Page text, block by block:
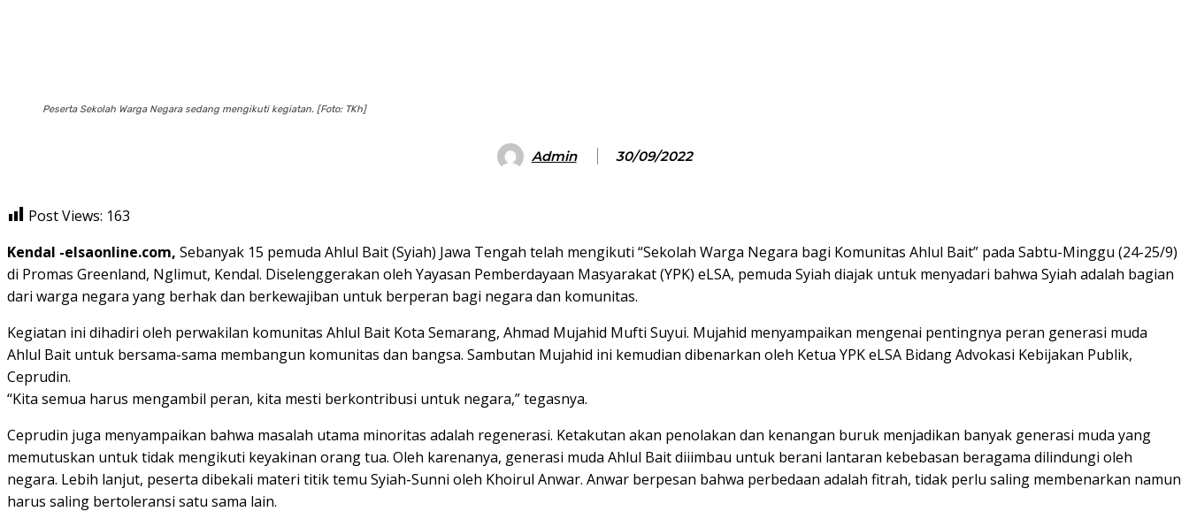
Peserta Sekolah Warga Negara sedang mengikuti kegiatan. [Foto: TKh]
Admin 30/09/2022
Post Views: 163
Kendal -elsaonline.com, Sebanyak 15 pemuda Ahlul Bait (Syiah) Jawa Tengah telah mengikuti “Sekolah Warga Negara bagi Komunitas Ahlul Bait” pada Sabtu-Minggu (24-25/9)
di Promas Greenland, Nglimut, Kendal. Diselenggerakan oleh Yayasan Pemberdayaan Masyarakat (YPK) eLSA, pemuda Syiah diajak untuk menyadari bahwa Syiah adalah bagian
dari warga negara yang berhak dan berkewajiban untuk berperan bagi negara dan komunitas.
Kegiatan ini dihadiri oleh perwakilan komunitas Ahlul Bait Kota Semarang, Ahmad Mujahid Mufti Suyui. Mujahid menyampaikan mengenai pentingnya peran generasi muda
Ahlul Bait untuk bersama-sama membangun komunitas dan bangsa. Sambutan Mujahid ini kemudian dibenarkan oleh Ketua YPK eLSA Bidang Advokasi Kebijakan Publik,
Ceprudin.
“Kita semua harus mengambil peran, kita mesti berkontribusi untuk negara,” tegasnya.
Ceprudin juga menyampaikan bahwa masalah utama minoritas adalah regenerasi. Ketakutan akan penolakan dan kenangan buruk menjadikan banyak generasi muda yang
memutuskan untuk tidak mengikuti keyakinan orang tua. Oleh karenanya, generasi muda Ahlul Bait diiimbau untuk berani lantaran kebebasan beragama dilindungi oleh
negara. Lebih lanjut, peserta dibekali materi titik temu Syiah-Sunni oleh Khoirul Anwar. Anwar berpesan bahwa perbedaan adalah fitrah, tidak perlu saling membenarkan namun
harus saling bertoleransi satu sama lain.